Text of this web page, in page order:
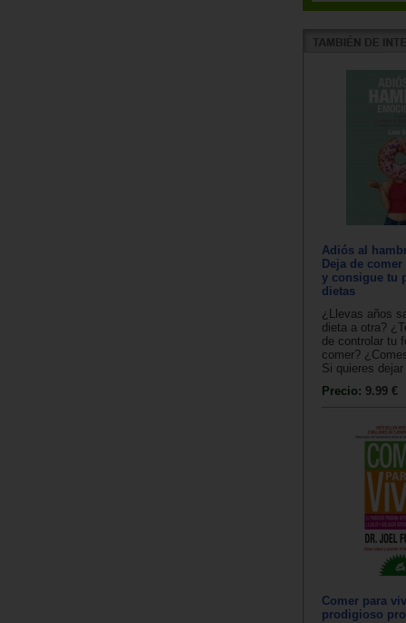
Adiós al
Deja de
y consigue tu
dietas
¿Llevas años
dieta a otra?
de controlar tu
comer?
Si quieres
Precio: 9.99 €
Comer para
prodigioso